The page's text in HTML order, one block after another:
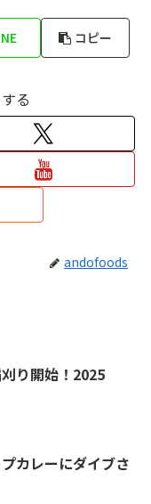
コピー
る
andofoods
り開始！2025
カレーにダイブさ